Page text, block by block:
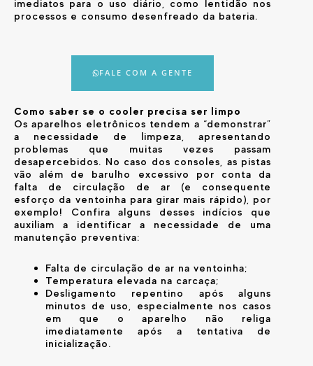
imediatos para o uso diário, como lentidão nos
processos e consumo desenfreado da bateria.
FALE COM A GENTE
Como saber se o cooler precisa ser limpo
Os aparelhos eletrônicos tendem a “demonstrar”
a necessidade de limpeza, apresentando
problemas que muitas vezes passam
desapercebidos. No caso dos consoles, as pistas
vão além de barulho excessivo por conta da
falta de circulação de ar (e consequente
esforço da ventoinha para girar mais rápido), por
exemplo! Confira alguns desses indícios que
auxiliam a identificar a necessidade de uma
manutenção preventiva:
Falta de circulação de ar na ventoinha;
Temperatura elevada na carcaça;
Desligamento repentino após alguns
minutos de uso, especialmente nos casos
em que o aparelho não religa
imediatamente após a tentativa de
inicialização.